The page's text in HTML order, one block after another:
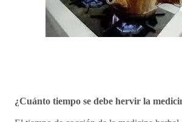
¿Cuánto tiempo se debe hervir la